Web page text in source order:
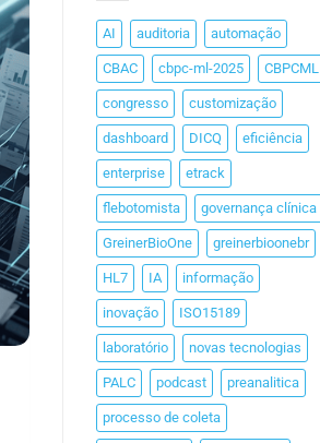
AI auditoria automação
CBAC cbpc-ml-2025 CBPCML
congresso customização
dashboard DICQ eficiência
enterprise etrack
flebotomista governança clínica
GreinerBioOne greinerbioonebr
HL7 IA informação
inovação ISO15189
laboratório novas tecnologias
PALC podcast preanalitica
processo de coleta